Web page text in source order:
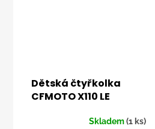
Dětská čtyřkolka
CFMOTO X110 LE
Skladem(1 ks)